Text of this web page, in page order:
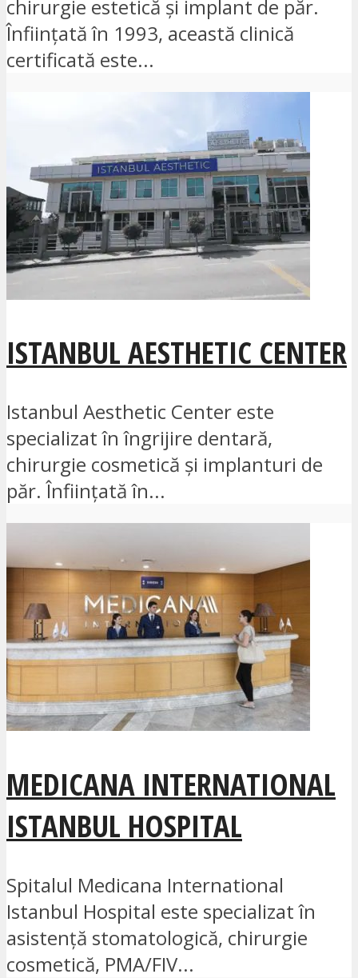
chirurgie estetică și implant de păr.
Înființată în 1993, această clinică
certificată este...
ISTANBUL AESTHETIC CENTER
Istanbul Aesthetic Center este
specializat în îngrijire dentară,
chirurgie cosmetică și implanturi de
păr. Înființată în...
MEDICANA INTERNATIONAL
ISTANBUL HOSPITAL
Spitalul Medicana International
Istanbul Hospital este specializat în
asistență stomatologică, chirurgie
cosmetică, PMA/FIV...